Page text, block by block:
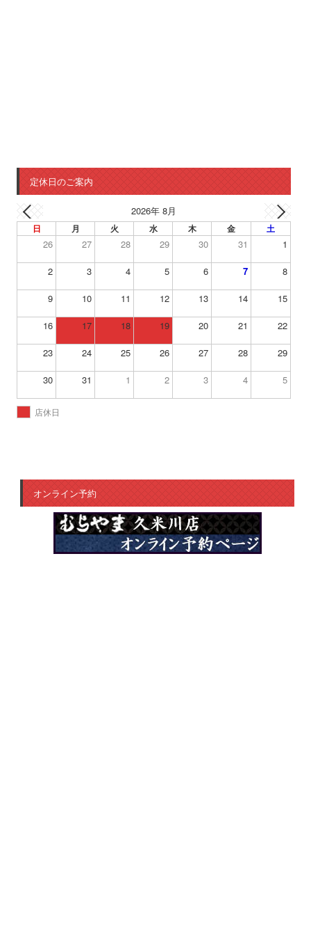
定休日のご案内
2026年 8月
日 月 火 水 木 金 土
26 27 28 29 30 31 1
2 3 4 5 6 7 8
9 10 11 12 13 14 15
16 17 18 19 20 21 22
23 24 25 26 27 28 29
30 31 1 2 3 4 5
店休日
オンライン予約